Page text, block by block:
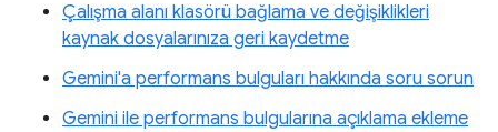
Çalışma alanı klasörü bağlama ve değişiklikleri
kaynak dosyalarınıza geri kaydetme
Gemini'a performans bulguları hakkında soru sorun
Gemini ile performans bulgularına açıklama ekleme